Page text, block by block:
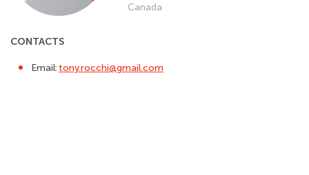
Canada
CONTACTS
Email: tony.rocchi@gmail.com